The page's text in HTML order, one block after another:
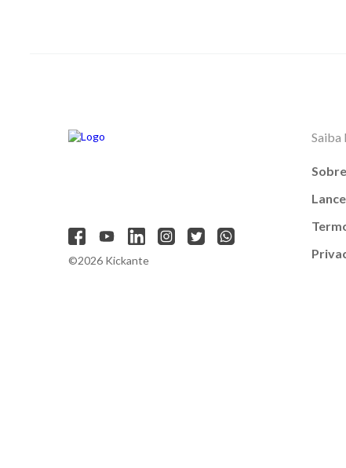
©2026 Kickante
Saiba